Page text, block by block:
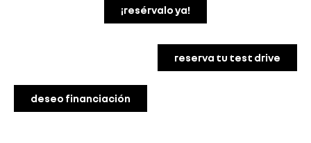
¡resérvalo ya!
reserva tu test drive
deseo financiación